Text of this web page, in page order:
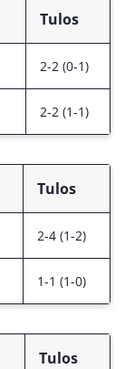
Tulos
2-2 (0-1)
2-2 (1-1)
Tulos
2-4 (1-2)
1-1 (1-0)
Tulos